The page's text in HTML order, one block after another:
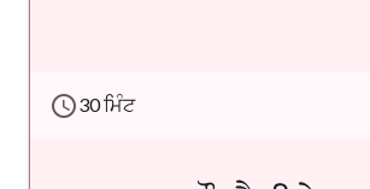
schedule30 ਮਿੰਟ